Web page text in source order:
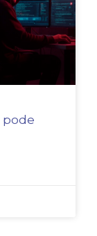
pode